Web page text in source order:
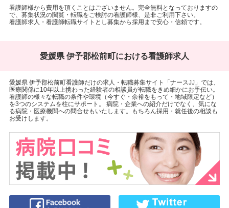
看護師様から費用を頂くことはございません。完全無料となっておりますの
で、募集状況の閲覧・転職をご検討の看護師様、是非ご利用下さい。
看護師求人・看護師転職サイトとし募集から採用まで安心・信頼です。
愛媛県 伊予郡松前町における看護師求人
愛媛県 伊予郡松前町看護師だけの求人・転職募集サイト「ナースJJ」では、
医療関係に10年以上携わった経験者の相談員が転職をきめ細かにお手伝い。
看護師の様々な転職の条件や環境（今すぐ・余裕をもって・地域限定など）
を3つのシステムを柱にサポート。 病院・企業への紹介だけでなく、気にな
る病院・医療機関への問合せもいたします。もちろん採用・就任後の相談も
お受けします。